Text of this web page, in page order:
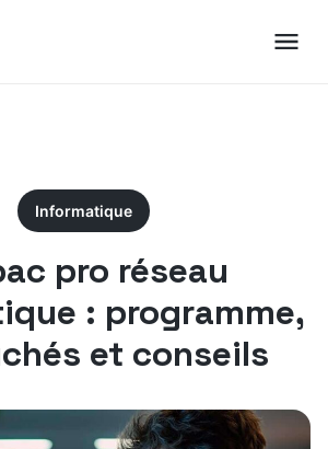
Informatique
pro réseau
: programme,
et conseils